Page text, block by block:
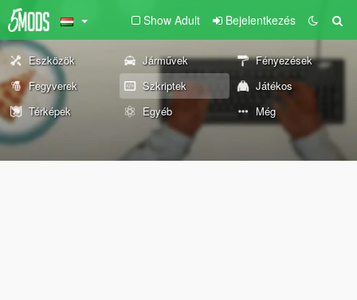
Show Adult Bejelentkezés
Eszközök Járművek
Fényezések
Fegyverek
Szkriptek
Játékos
Térképek
Egyéb Még